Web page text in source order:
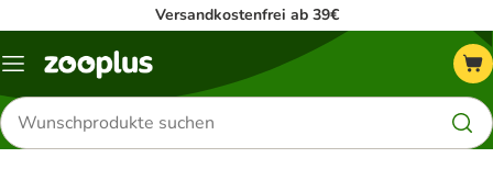
Versandkostenfrei ab 39€
Menü
Produkte
suchen